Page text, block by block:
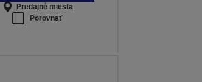
Predajné miesta
Porovnať